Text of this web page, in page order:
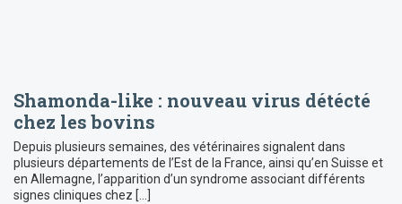
Shamonda-like : nouveau virus détécté
chez les bovins
Depuis plusieurs semaines, des vétérinaires signalent dans
plusieurs départements de l’Est de la France, ainsi qu’en Suisse et
en Allemagne, l’apparition d’un syndrome associant différents
signes cliniques chez […]